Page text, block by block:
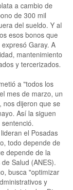
a cambio de
de 300 mil
del sueldo. Y al
esos bonos que
Garay. A
mantenimiento
y tercerizados.
a "todos los
mes de marzo, un
nos dijeron que se
Así la siguen
el Posadas
todo depende de
depende de la
Salud (ANES).
busca "optimizar
y